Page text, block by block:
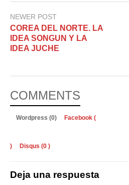
NEWER POST
COREA DEL NORTE. LA
IDEA SONGUN Y LA
IDEA JUCHE
COMMENTS
Wordpress (0) Facebook (
) Disqus (0 )
Deja una respuesta